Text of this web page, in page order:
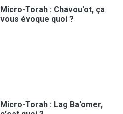
Micro-Torah : Chavou'ot, ça
vous évoque quoi ?
Micro-Torah : Lag Ba'omer,